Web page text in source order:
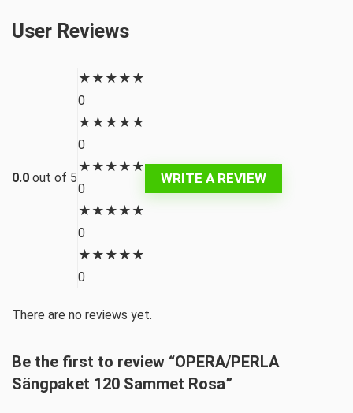
User Reviews
0.0 out of 5
★ ★ ★ ★ ★
0
★ ★ ★ ★ ★
0
★ ★ ★ ★ ★
0
★ ★ ★ ★ ★
0
★ ★ ★ ★ ★
0
WRITE A REVIEW
There are no reviews yet.
Be the first to review “OPERA/PERLA
Sängpaket 120 Sammet Rosa”